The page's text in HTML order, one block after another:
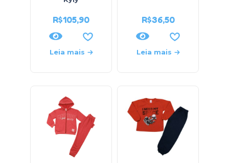
R$105,90
Leia mais
R$36,50
Leia mais